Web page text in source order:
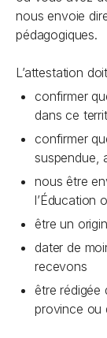
nous envoie
pédagogiques.
L’attestation
confirmer
dans ce
confirmer
suspendue,
nous être
l’Éducation
être un
dater de
recevons
être rédigée
province ou